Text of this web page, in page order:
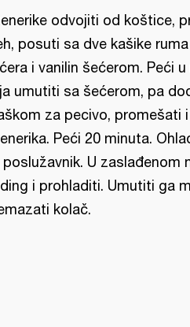
odvojiti od koštice,
posuti sa dve kašike
i vanilin šećerom. Peći
umutiti sa šećerom, pa
za pecivo, promešati
Peći 20 minuta.
poslužavnik. U zaslađenom
i prohladiti. Umutiti ga
kolač.